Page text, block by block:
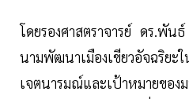
โดยรองศาสตราจารย์ ดร.พัน
นามพัฒนาเมืองเขียวอัจฉ
เจตนารมณ์และเป้าหมายของ